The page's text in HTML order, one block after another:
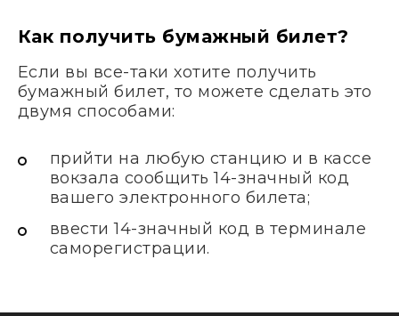
Как получить бумажный билет?
Если вы все-таки хотите получить
бумажный билет, то можете сделать это
двумя способами:
прийти на любую станцию и в кассе
вокзала сообщить 14-значный код
вашего электронного билета;
ввести 14-значный код в терминале
саморегистрации.